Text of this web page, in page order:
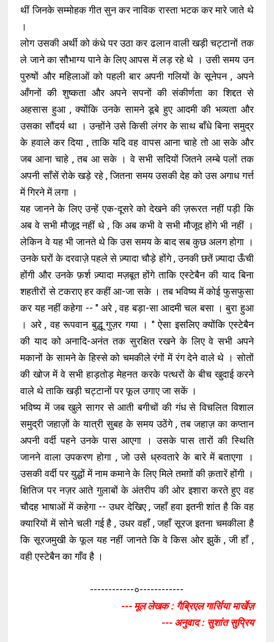
थीं जिनके सम्मोहक गीत सुन कर नाविक रास्ता भटक कर मारे जाते थे
।
लोग उसकी अर्थी को कंधे पर उठा कर ढलान वाली खड़ी चट्टानों तक
ले जाने का सौभाग्य पाने के लिए आपस में लड़ रहे थे । उसी समय उन
पुरुषों और महिलाओं को पहली बार अपनी गलियों के सूनेपन , अपने
आँगनों की शुष्कता और अपने सपनों की संकीर्णता का शिद्दत से
अहसास हुआ , क्योंकि उनके सामने डूबे हुए आदमी की भव्यता और
उसका सौंदर्य था । उन्होंने उसे किसी लंगर के साथ बाँधे बिना समुद्र
के हवाले कर दिया , ताकि यदि वह वापस आना चाहे तो आ सके और
जब आना चाहे , तब आ सके । वे सभी सदियों जितने लम्बे पलों तक
अपनी साँसें रोके खड़े रहे , जितना समय उसकी देह को उस अगाध गर्त्त
में गिरने में लगा ।
यह जानने के लिए उन्हें एक-दूसरे को देखने की ज़रूरत नहीं पड़ी कि
अब वे सभी मौजूद नहीं थे , कि अब कभी वे सभी मौजूद होंगे भी नहीं ।
लेकिन वे यह भी जानते थे कि उस समय के बाद सब कुछ अलग होगा ।
उनके घरों के दरवाज़े पहले से ज़्यादा चौड़े होंगे , उनकी छतें ज़्यादा ऊँची
होंगी और उनके फ़र्श ज़्यादा मज़बूत होंगे ताकि एस्टेबैन की याद बिना
शहतीरों से टकराए हर कहीं आ-जा सके । तब भविष्य में कोई फुसफुसा
कर यह नहीं कहेगा -- " अरे , वह बड़ा-सा आदमी चल बसा । बुरा हुआ
। अरे , वह रूपवान बुद्धू गुज़र गया । " ऐसा इसलिए क्योंकि एस्टेबैन
की याद को अनादि-अनंत तक सुरक्षित रखने के लिए वे सभी अपने
मकानों के सामने के हिस्से को चमकीले रंगों में रंग देने वाले थे । सोतों
की खोज में वे सभी हाड़तोड़ मेहनत करके पत्थरों के बीच खुदाई करने
वाले थे ताकि खड़ी चट्टानों पर फूल उगाए जा सकें ।
भविष्य में जब खुले सागर से आती बगीचों की गंध से विचलित विशाल
समुद्री जहाज़ों के यात्री सुबह के समय उठेंगे , तब जहाज़ का कप्तान
अपनी वर्दी पहने उनके पास आएगा । उसके पास तारों की स्थिति
जानने वाला उपकरण होगा , जो उसे ध्रुवतारे के बारे में बताएगा ।
उसकी वर्दी पर युद्धों में नाम कमाने के लिए मिले तमग़ों की क़तारें होंगी ।
क्षितिज पर नज़र आते गुलाबों के अंतरीप की ओर इशारा करते हुए वह
चौदह भाषाओं में कहेगा -- उधर देखिए , जहाँ हवा इतनी शांत है कि वह
क्यारियों में सोने चली गई है , उधर वहाँ , जहाँ सूरज इतना चमकीला है
कि सूरजमुखी के फूल यह नहीं जानते कि वे किस ओर झुकें , जी हाँ ,
वही एस्टेबैन का गाँव है ।
------------०------------
--- मूल लेखक : गैब्रिएल गार्सिया मार्खेज़
--- अनुवाद : सुशांत सुप्रिय